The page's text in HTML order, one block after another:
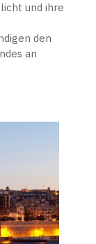
und ihre
den
an